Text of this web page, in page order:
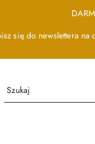
się do newslettera na